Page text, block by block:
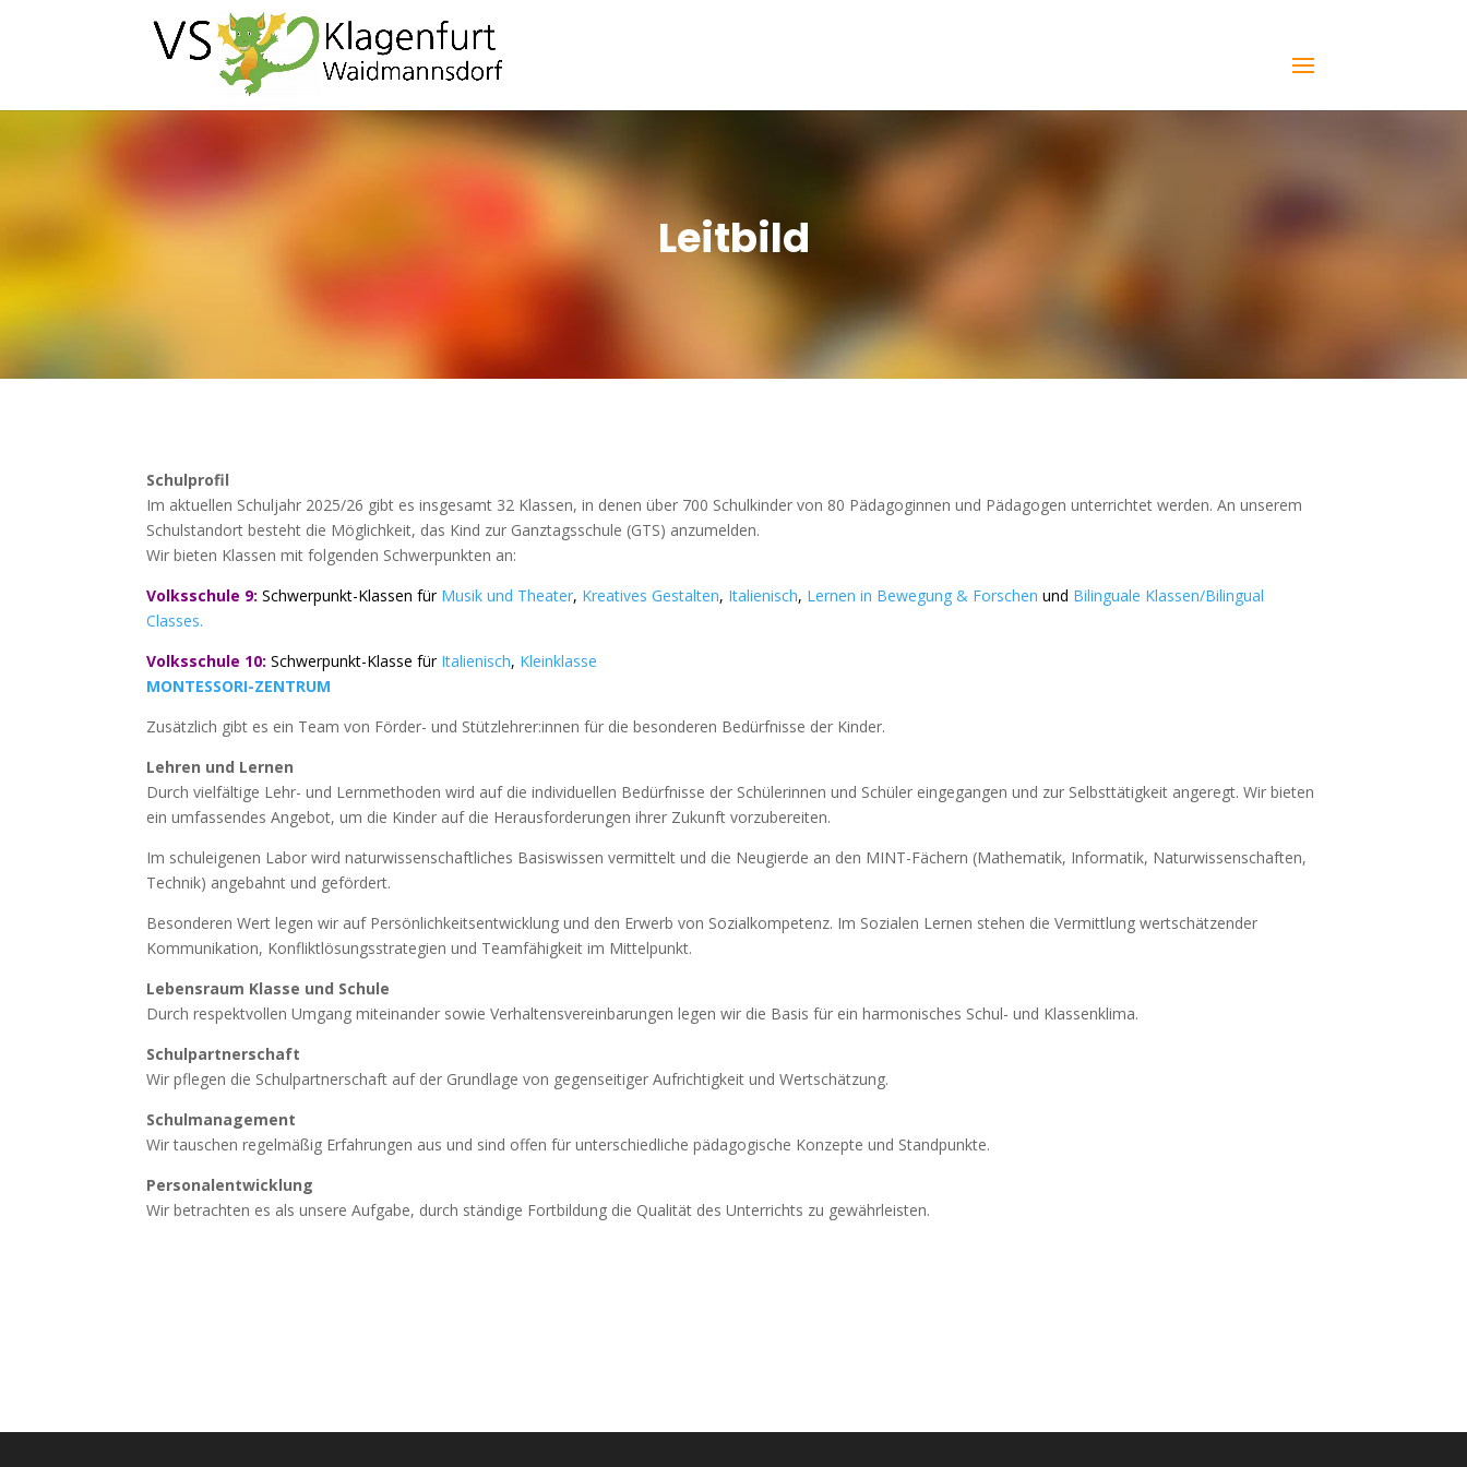
Leitbild
Schulprofil
Im aktuellen Schuljahr 2025/26 gibt es insgesamt 32 Klassen, in denen über 700 Schulkinder von 80 Pädagoginnen und Pädagogen unterrichtet werden. An unserem
Schulstandort besteht die Möglichkeit, das Kind zur Ganztagsschule (GTS) anzumelden.
Wir bieten Klassen mit folgenden Schwerpunkten an:
Volksschule 9:Schwerpunkt-Klassen für Musik und Theater, Kreatives Gestalten, Italienisch, Lernen in Bewegung & Forschen und Bilinguale Klassen/Bilingual
Classes.
Volksschule 10:Schwerpunkt-Klasse für Italienisch, Kleinklasse
MONTESSORI-ZENTRUM
Zusätzlich gibt es ein Team von Förder- und Stützlehrer:innen für die besonderen Bedürfnisse der Kinder.
Lehren und Lernen
Durch vielfältige Lehr- und Lernmethoden wird auf die individuellen Bedürfnisse der Schülerinnen und Schüler eingegangen und zur Selbsttätigkeit angeregt. Wir bieten
ein umfassendes Angebot, um die Kinder auf die Herausforderungen ihrer Zukunft vorzubereiten.
Im schuleigenen Labor wird naturwissenschaftliches Basiswissen vermittelt und die Neugierde an den MINT-Fächern (Mathematik, Informatik, Naturwissenschaften,
Technik) angebahnt und gefördert.
Besonderen Wert legen wir auf Persönlichkeitsentwicklung und den Erwerb von Sozialkompetenz. Im Sozialen Lernen stehen die Vermittlung wertschätzender
Kommunikation, Konfliktlösungsstrategien und Teamfähigkeit im Mittelpunkt.
Lebensraum Klasse und Schule
Durch respektvollen Umgang miteinander sowie Verhaltensvereinbarungen legen wir die Basis für ein harmonisches Schul- und Klassenklima.
Schulpartnerschaft
Wir pflegen die Schulpartnerschaft auf der Grundlage von gegenseitiger Aufrichtigkeit und Wertschätzung.
Schulmanagement
Wir tauschen regelmäßig Erfahrungen aus und sind offen für unterschiedliche pädagogische Konzepte und Standpunkte.
Personalentwicklung
Wir betrachten es als unsere Aufgabe, durch ständige Fortbildung die Qualität des Unterrichts zu gewährleisten.